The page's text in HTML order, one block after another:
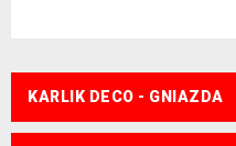
KARLIK DECO - GNIAZDA